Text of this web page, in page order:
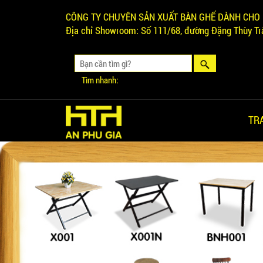
CÔNG TY CHUYÊN SẢN XUẤT BÀN GHẾ DÀNH
Địa chỉ Showroom: Số 111/68, đường Đặng Thùy
Tìm nhanh:
Ghế Ăn nhập khẩu ELLA - Mã
SP: GNK05
Liên hệ
SX GIÁ RẺ - MÃ SỐ: BCF SX